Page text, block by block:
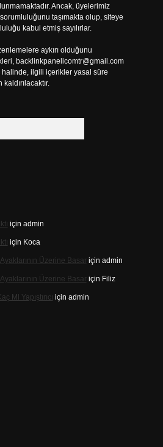
Ancak, üyelerimiz
taşımakta olup, siteye
kabul etmiş sayılırlar.
aykırı olduğunu
backlinkpanelicomtr@gmail.com
ilgili içerikler yasal süre
için admin
için Koca
Üzerine Basariçin admin
Üzerine Basariçin Filiz
Ml Yapıştırıcı için admin